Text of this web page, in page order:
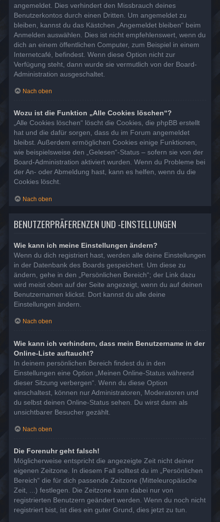
angemeldet. Dies verhindert den Missbrauch deines
Benutzerkontos durch einen Dritten. Um angemeldet zu
bleiben, kannst du das Kästchen „Angemeldet bleiben“ beim
Anmelden auswählen. Dies ist nicht empfehlenswert, wenn du
dich an einem öffentlichen Computer, zum Beispiel in einem
Internetcafé, befindest. Wenn diese Option nicht zur
Verfügung steht, dann wurde sie vermutlich von der Board-
Administration ausgeschaltet.
Nach oben
Wozu ist die Funktion „Alle Cookies löschen“?
„Alle Cookies löschen“ löscht die Cookies, die phpBB erstellt
hat und die dafür sorgen, dass du im Forum angemeldet
bleibst. Außerdem ermöglichen Cookies einige Funktionen,
wie beispielsweise den „Gelesen“-Status – sofern sie von der
Board-Administration aktiviert wurden. Wenn du Probleme bei
der An- oder Abmeldung hast, kann es helfen, wenn du die
Cookies löscht.
Nach oben
BENUTZERPRÄFERENZEN UND -EINSTELLUNGEN
Wie kann ich meine Einstellungen ändern?
Wenn du dich registriert hast, werden alle deine Einstellungen
in der Datenbank des Boards gespeichert. Um diese zu
ändern, gehe in den „Persönlichen Bereich“; der Link dazu
wird meist oben auf der Seite angezeigt, wenn du auf deinen
Benutzernamen klickst. Dort kannst du alle deine
Einstellungen ändern.
Nach oben
Wie kann ich verhindern, dass mein Benutzername in der
Online-Liste auftaucht?
In deinem persönlichen Bereich findest du in den
Einstellungen eine Option „Meinen Online-Status während
dieser Sitzung verbergen“. Wenn du diese Option
einschaltest, können nur Administratoren, Moderatoren und
du selbst deinen Online-Status sehen. Du wirst dann als
unsichtbarer Besucher gezählt.
Nach oben
Die Forenuhr geht falsch!
Möglicherweise entspricht die angezeigte Zeit nicht deiner
eigenen Zeitzone. In diesem Fall solltest du im „Persönlichen
Bereich“ die für dich passende Zeitzone (Mitteleuropäische
Zeit, ...) festlegen. Die Zeitzone kann dabei nur von
registrierten Benutzern geändert werden. Wenn du noch nicht
registriert bist, ist dies ein guter Grund, dies jetzt zu tun.